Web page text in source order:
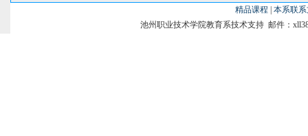
精品课程
本系联
池州职业技术学院教育系技术支持 邮件：